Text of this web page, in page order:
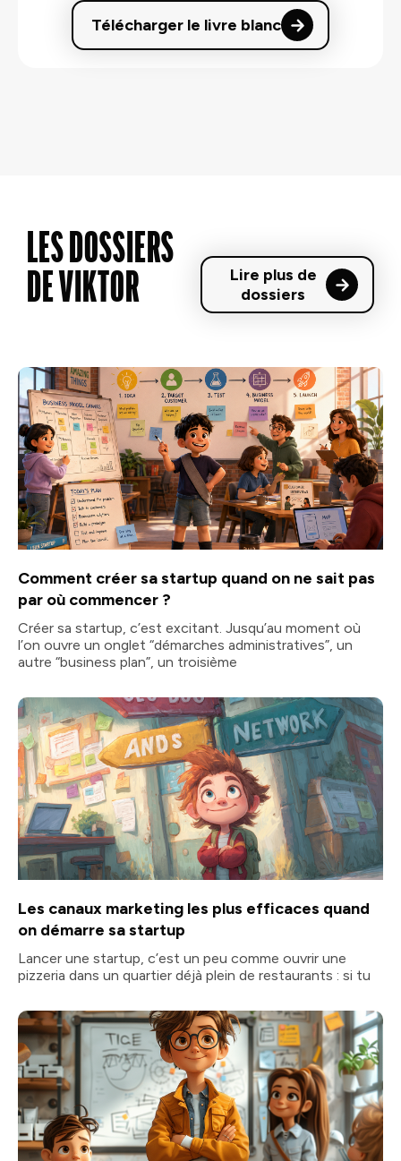
Télécharger le livre blanc
LES DOSSIERS
DE VIKTOR
Lire plus de
dossiers
Comment créer sa startup quand on ne sait pas
par où commencer ?
Créer sa startup, c’est excitant. Jusqu’au moment où
l’on ouvre un onglet “démarches administratives”, un
autre “business plan”, un troisième
Les canaux marketing les plus efficaces quand
on démarre sa startup
Lancer une startup, c’est un peu comme ouvrir une
pizzeria dans un quartier déjà plein de restaurants : si tu